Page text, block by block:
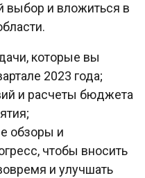
выбор и вложиться в
которые вы
2023 года;
и расчеты бюджета
обзоры и
чтобы вносить
и улучшать